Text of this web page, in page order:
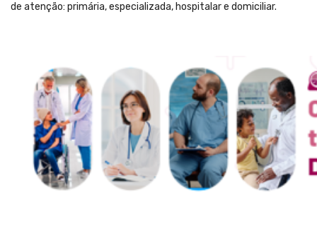
de atenção: primária, especializada, hospitalar e domiciliar.